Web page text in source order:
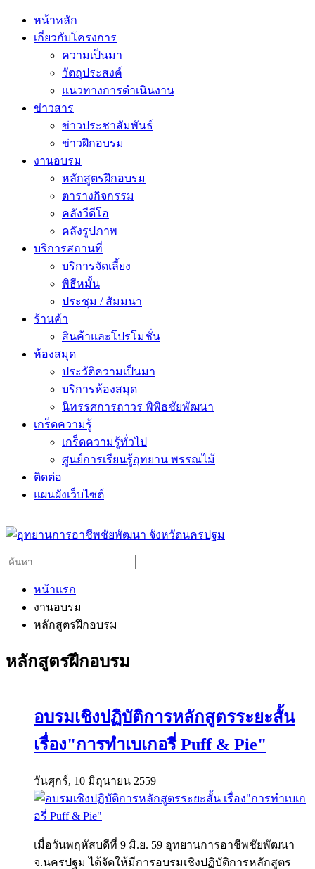
หน้าหลัก
เกี่ยวกับโครงการ
ความเป็นมา
วัตถุประสงค์
แนวทางการดำเนินงาน
ข่าวสาร
ข่าวประชาสัมพันธ์
ข่าวฝึกอบรม
งานอบรม
หลักสูตรฝึกอบรม
ตารางกิจกรรม
คลังวีดีโอ
คลังรูปภาพ
บริการสถานที่
บริการจัดเลี้ยง
พิธีหมั้น
ประชุม / สัมมนา
ร้านค้า
สินค้าและโปรโมชั่น
ห้องสมุด
ประวัติความเป็นมา
บริการห้องสมุด
นิทรรศการถาวร พิพิธชัยพัฒนา
เกร็ดความรู้
เกร็ดความรู้ทั่วไป
ศูนย์การเรียนรู้อุทยาน พรรณไม้
ติดต่อ
แผนผังเว็บไซต์
หน้าแรก
งานอบรม
หลักสูตรฝึกอบรม
หลักสูตรฝึกอบรม
อบรมเชิงปฏิบัติการหลักสูตรระยะสั้น
เรื่อง"การทำเบเกอรี่ Puff & Pie"
วันศุกร์, 10 มิถุนายน 2559
เมื่อวันพฤหัสบดีที่ 9 มิ.ย. 59 อุทยานการอาชีพชัยพัฒนา
จ.นครปฐม ได้จัดให้มีการอบรมเชิงปฏิบัติการหลักสูตร